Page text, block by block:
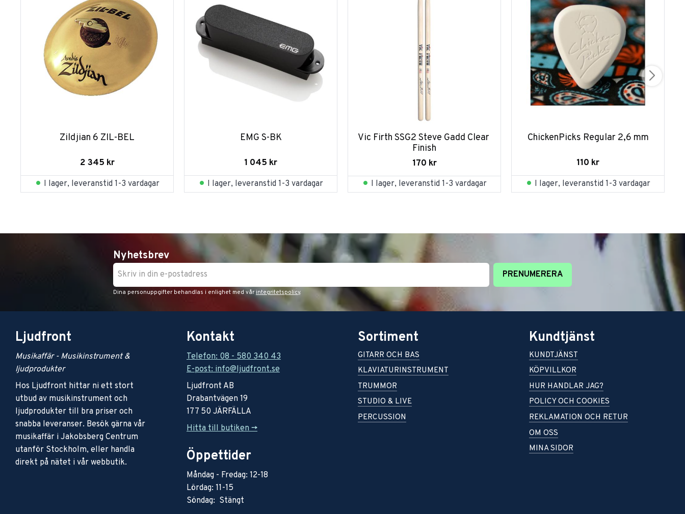
Zildjian 6 ZIL-BEL
2 345 kr
I lager, leveranstid 1-3 vardagar
EMG S-BK
1 045 kr
I lager, leveranstid 1-3 vardagar
Vic Firth SSG2 Steve Gadd Clear
Finish
170 kr
I lager, leveranstid 1-3 vardagar
ChickenPicks Regular 2,6 mm
110 kr
I lager, leveranstid 1-3 vardagar
Nyhetsbrev
PRENUMERERA
Dina personuppgifter behandlas i enlighet med vårintegritetspolicy.
Ljudfront
Musikaffär - Musikinstrument &
ljudprodukter
Hos Ljudfront hittar ni ett stort
utbud av musikinstrument och
ljudprodukter till bra priser och
snabba leveranser. Besök gärna vår
musikaffär i Jakobsberg Centrum
utanför Stockholm, eller handla
direkt på nätet i vår webbutik.
Kontakt
Telefon: 08 - 580 340 43
E-post: info@ljudfront.se
Ljudfront AB
Drabantvägen 19
177 50 JÄRFÄLLA
Hitta till butiken ->
Öppettider
Måndag - Fredag: 12-18
Lördag: 11-15
Söndag: Stängt
Sortiment
GITARR OCH BAS
KLAVIATURINSTRUMENT
TRUMMOR
STUDIO & LIVE
PERCUSSION
Kundtjänst
KUNDTJÄNST
KÖPVILLKOR
HUR HANDLAR JAG?
POLICY OCH COOKIES
REKLAMATION OCH RETUR
OM OSS
MINA SIDOR